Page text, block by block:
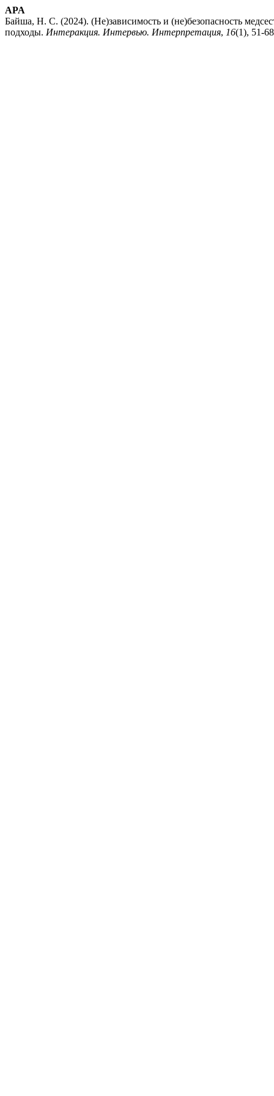
APA
Байша, Н. С. (2024). (Не)зависимость и (не)безопасность
подходы. Интеракция. Интервью. Интерпретация, 16(1), 51-